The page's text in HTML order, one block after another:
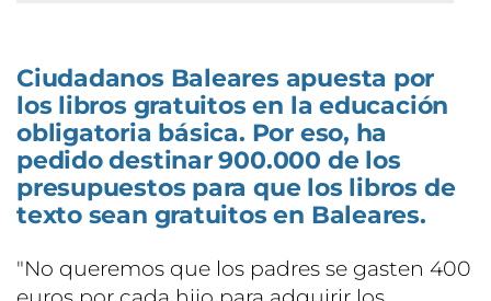
Ciudadanos Baleares apuesta por
los libros gratuitos en la educación
obligatoria básica. Por eso, ha
pedido destinar 900.000 de los
presupuestos para que los libros de
texto sean gratuitos en Baleares.
"No queremos que los padres se gasten 400